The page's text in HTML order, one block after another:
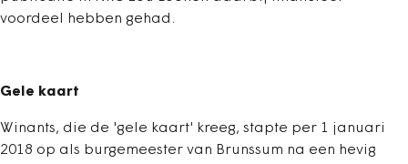
voordeel hebben gehad.
Gele kaart
Winants, die de 'gele kaart' kreeg, stapte per 1 januari
2018 op als burgemeester van Brunssum na een hevig